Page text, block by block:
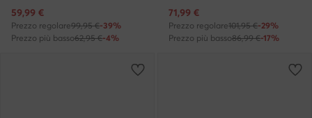
Prezzo attuale
59,99 €
Prezzo regolare99,95 €-39%
Prezzo più basso62,95 €-4%
Prezzo attuale
71,99 €
Prezzo regolare101,95 €-29%
Prezzo più basso86,99 €-17%